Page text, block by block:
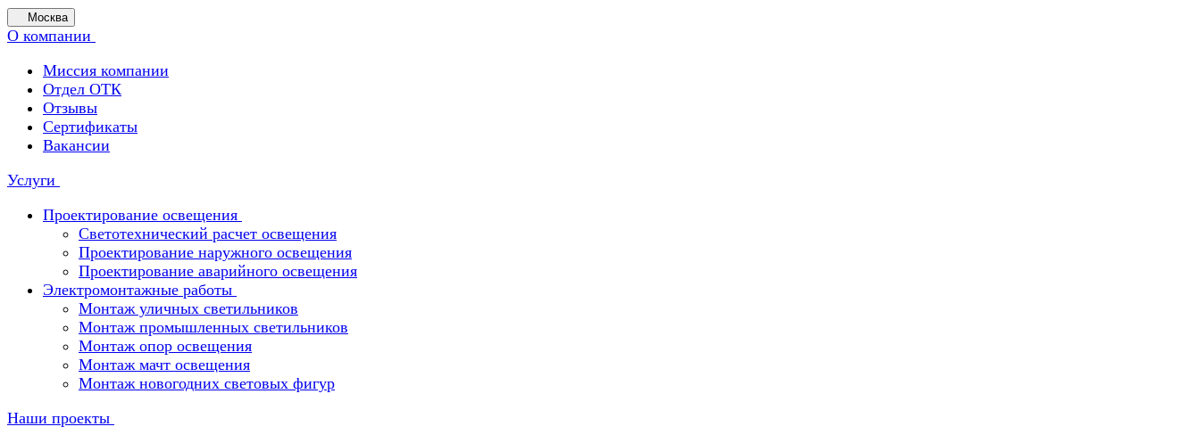
Москва
О компании
Миссия компании
Отдел ОТК
Отзывы
Сертификаты
Вакансии
Услуги
Проектирование освещения
Светотехнический расчет освещения
Проектирование наружного освещения
Проектирование аварийного освещения
Электромонтажные работы
Монтаж уличных светильников
Монтаж промышленных светильников
Монтаж опор освещения
Монтаж мачт освещения
Монтаж новогодних световых фигур
Наши проекты